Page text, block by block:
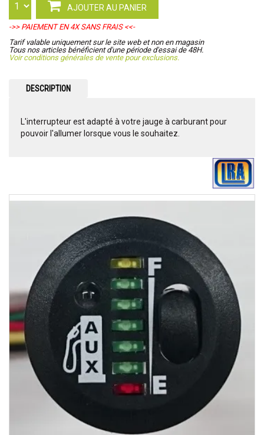
AJOUTER AU PANIER
->> PAIEMENT EN 4X SANS FRAIS <<-
Tarif valable uniquement sur le site web et non en magasin
Tous nos articles bénéficient d'une période d'essai de 48H.
Voir conditions générales de vente pour exclusions.
DESCRIPTION
L'interrupteur est adapté à votre jauge à carburant pour
pouvoir l'allumer lorsque vous le souhaitez.